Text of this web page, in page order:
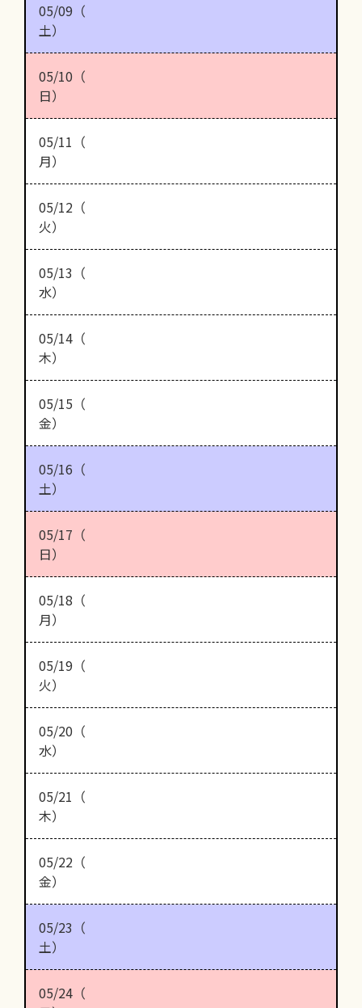
05/09（
土）
05/10（
日）
05/11（
月）
05/12（
火）
05/13（
水）
05/14（
木）
05/15（
金）
05/16（
土）
05/17（
日）
05/18（
月）
05/19（
火）
05/20（
水）
05/21（
木）
05/22（
金）
05/23（
土）
05/24（